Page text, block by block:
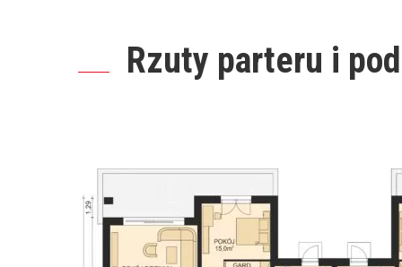
Rzuty parteru i